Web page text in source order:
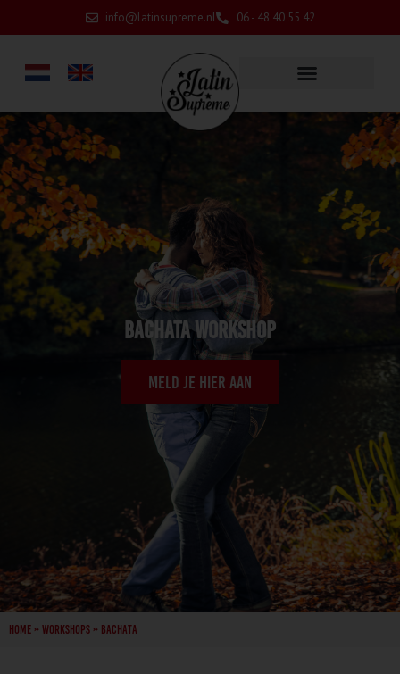
info@latinsupreme.nl 06 - 48 40 55 42
Bachata workshop
Meld je hier aan
Home » Workshops » Bachata